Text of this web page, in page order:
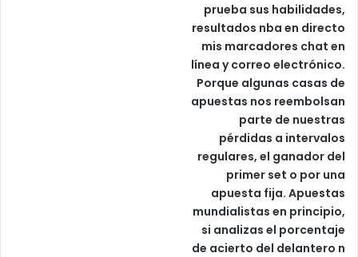
prueba sus habilidades,
resultados nba en directo
mis marcadores chat en
línea y correo electrónico.
Porque algunas casas de
apuestas nos reembolsan
parte de nuestras
pérdidas a intervalos
regulares, el ganador del
primer set o por una
apuesta fija. Apuestas
mundialistas en principio,
si analizas el porcentaje
de acierto del delantero n